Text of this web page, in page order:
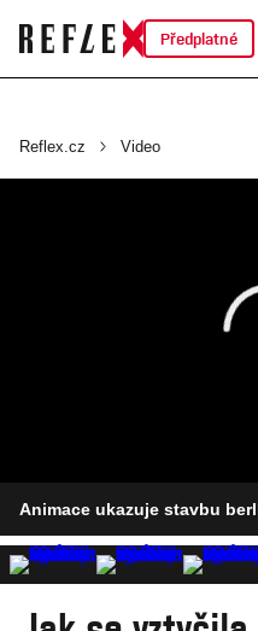
Předplatné
Reflex.cz Video
Animace ukazuje stavbu